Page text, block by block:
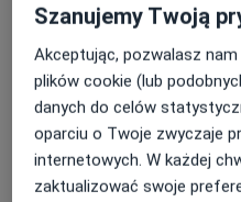
Od 20 000 zł Szczegóły
Redukcja piersi
Od 22 000 zł Szczegóły
+ 81 usług
Szanujemy Twoją
Akceptując, pozwalasz
plików cookie (lub
danych do celów
oparciu o Twoje zwyczaje
internetowych. W każdej
zaktualizować swoje